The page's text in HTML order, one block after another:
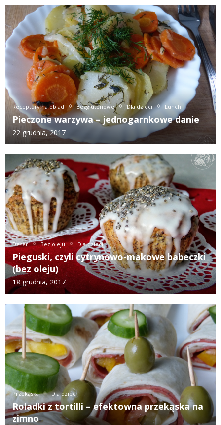
Receptury na obiad Bezglutenowe Dla dzieci Lunch
Pieczone warzywa – jednogarnkowe danie
22 grudnia, 2017
Deser Bez oleju Dla dzieci
Pieguski, czyli cytrynowo-makowe babeczki
(bez oleju)
18 grudnia, 2017
Przekąska Dla dzieci
Roladki z tortilli – efektowna przekąska na
zimno